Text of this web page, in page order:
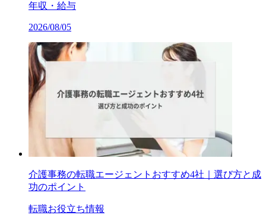
年収・給与
2026/08/05
介護事務の転職エージェントおすすめ4社｜選び方と成
功のポイント
転職お役立ち情報